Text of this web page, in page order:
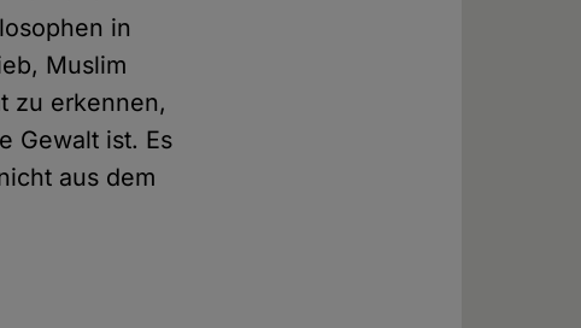
in
Muslim
zu erkennen,
Gewalt ist. Es
aus dem